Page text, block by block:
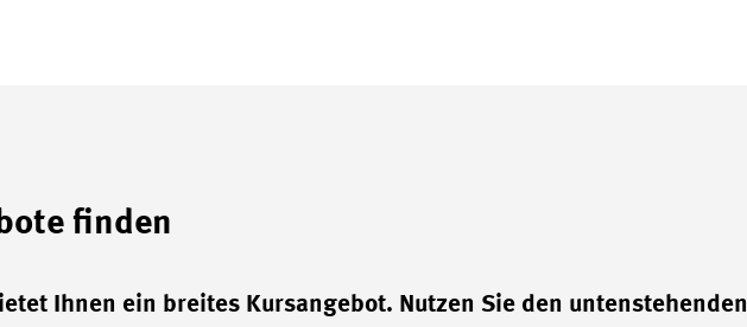
finden
Ihnen ein breites Kursangebot. Nutzen Sie den untenstehenden